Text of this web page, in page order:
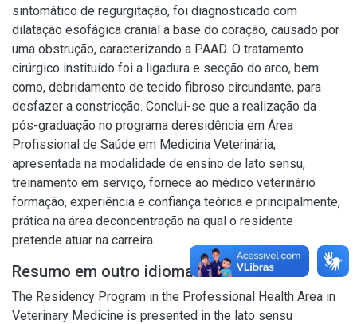
sintomático de regurgitação, foi diagnosticado com
dilatação esofágica cranial a base do coração, causado por
uma obstrução, caracterizando a PAAD. O tratamento
cirúrgico instituído foi a ligadura e secção do arco, bem
como, debridamento de tecido fibroso circundante, para
desfazer a constricção. Conclui-se que a realização da
pós-graduação no programa deresidência em Área
Profissional de Saúde em Medicina Veterinária,
apresentada na modalidade de ensino de lato sensu,
treinamento em serviço, fornece ao médico veterinário
formação, experiência e confiança teórica e principalmente,
prática na área deconcentração na qual o residente
pretende atuar na carreira.
Resumo em outro idioma
The Residency Program in the Professional Health Area in
Veterinary Medicine is presented in the lato sensu